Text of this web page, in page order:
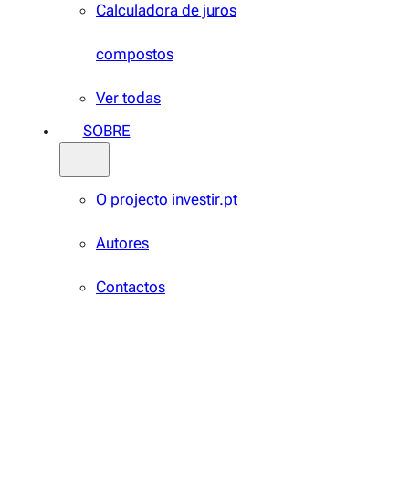
Calculadora de juros
compostos
Ver todas
SOBRE
O projecto investir.pt
Autores
Contactos